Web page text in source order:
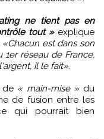
ne tient pas en
tout »explique
«Chacun est dans son
réseau de France,
il le fait».
de « main-mise » du
de fusion entre les
qui pourrait bien